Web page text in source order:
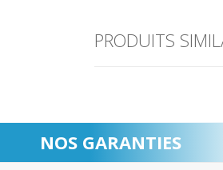
PRODUITS
NOS GARANTIES